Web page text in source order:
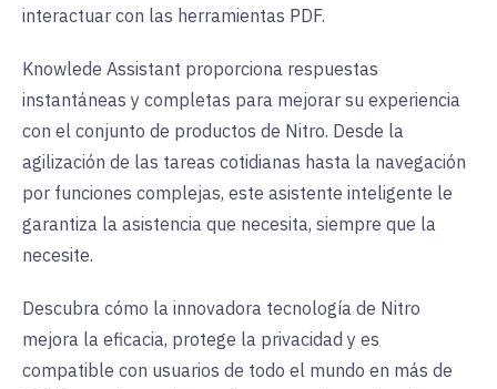
interactuar con las herramientas PDF.
Knowlede Assistant proporciona respuestas
instantáneas y completas para mejorar su experiencia
con el conjunto de productos de Nitro. Desde la
agilización de las tareas cotidianas hasta la navegación
por funciones complejas, este asistente inteligente le
garantiza la asistencia que necesita, siempre que la
necesite.
Descubra cómo la innovadora tecnología de Nitro
mejora la eficacia, protege la privacidad y es
compatible con usuarios de todo el mundo en más de